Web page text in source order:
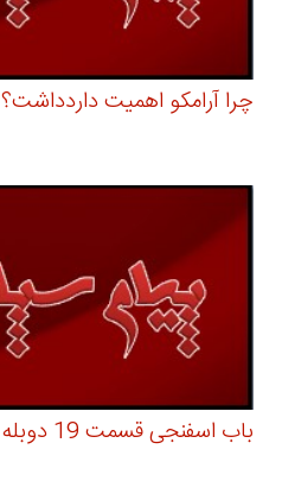
چرا آرامکو اهمیت داردداشت؟
باب اسفنجی قسمت 19 دوبله فارسی